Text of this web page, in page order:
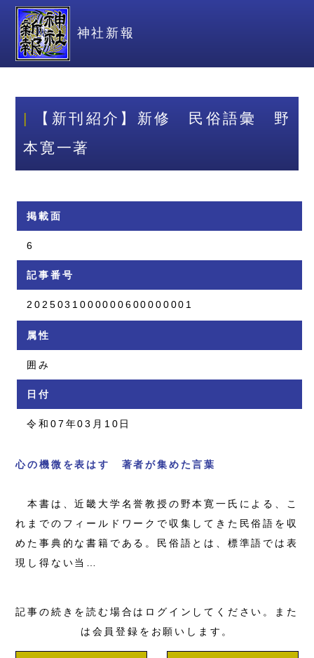
神社新報
【新刊紹介】新修 民俗語彙 野
本寛一著
掲載面
6
記事番号
2025031000000600000001
属性
囲み
日付
令和07年03月10日
心の機微を表はす 著者が集めた言葉
本書は、近畿大学名誉教授の野本寛一氏による、こ
れまでのフィールドワークで収集してきた民俗語を収
めた事典的な書籍である。民俗語とは、標準語では表
現し得ない当…
記事の続きを読む場合はログインしてください。また
は会員登録をお願いします。